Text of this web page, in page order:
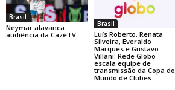
Brasil
Neymar alavanca
audiência da CazéTV
Brasil
Luís Roberto, Renata
Silveira, Everaldo
Marques e Gustavo
Villani: Rede Globo
escala equipe de
transmissão da Copa do
Mundo de Clubes